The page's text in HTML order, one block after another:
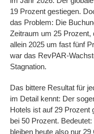
19 Prozent gestiegen.
das Problem: Die
Zeitraum um 25 Prozent,
allein 2025 um fast fünf
war das RevPAR-
Stagnation.
Das bittere Resultat für
im Detail kennt: Der
Hotels ist auf 29 Prozent
bei 50 Prozent.
bleiben heute also nur